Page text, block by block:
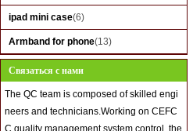
ipad mini case(6)
Armband for phone(13)
Связаться с нами
The QC team is composed of skilled engi
neers and technicians.Working on CEFC
C quality management system control, the